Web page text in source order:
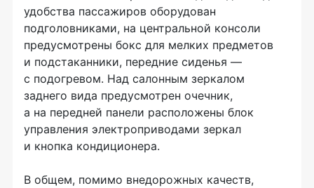
удобства пассажиров оборудован
подголовниками, на центральной консоли
предусмотрены бокс для мелких предметов
и подстаканники, передние сиденья —
с подогревом. Над салонным зеркалом
заднего вида предусмотрен очечник,
а на передней панели расположены блок
управления электроприводами зеркал
и кнопка кондиционера.
В общем, помимо внедорожных качеств,